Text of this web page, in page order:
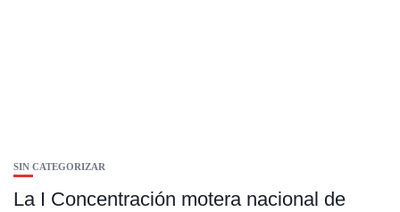
SIN CATEGORIZAR
La I Concentración motera nacional de